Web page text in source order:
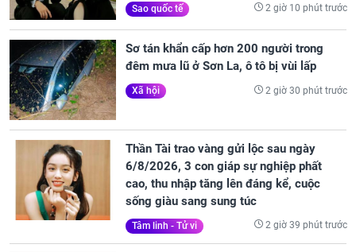
Sao quốc tế 2 giờ 10 phút trước
Sơ tán khẩn cấp hơn 200 người trong
đêm mưa lũ ở Sơn La, ô tô bị vùi lấp
Xã hội 2 giờ 30 phút trước
Thần Tài trao vàng gửi lộc sau ngày
6/8/2026, 3 con giáp sự nghiệp phất
cao, thu nhập tăng lên đáng kể, cuộc
sống giàu sang sung túc
Tâm linh - Tử vi 2 giờ 39 phút trước